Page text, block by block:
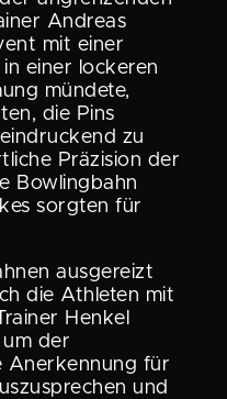
Andreas
mit einer
einer lockeren
mündete,
die Pins
zu
Präzision der
Bowling­bahn
sorgten für
ausge­reizt
die Athleten mit
Henkel
der
Anerken­nung für
und